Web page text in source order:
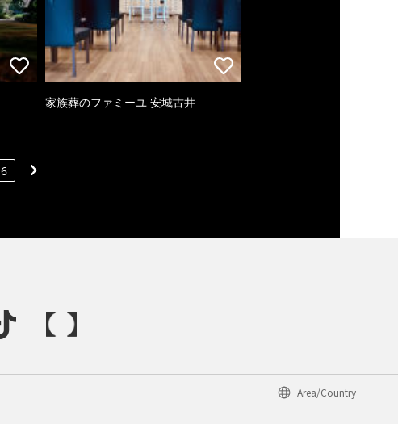
家族葬のファミーユ 安城古井
6
Area/Country